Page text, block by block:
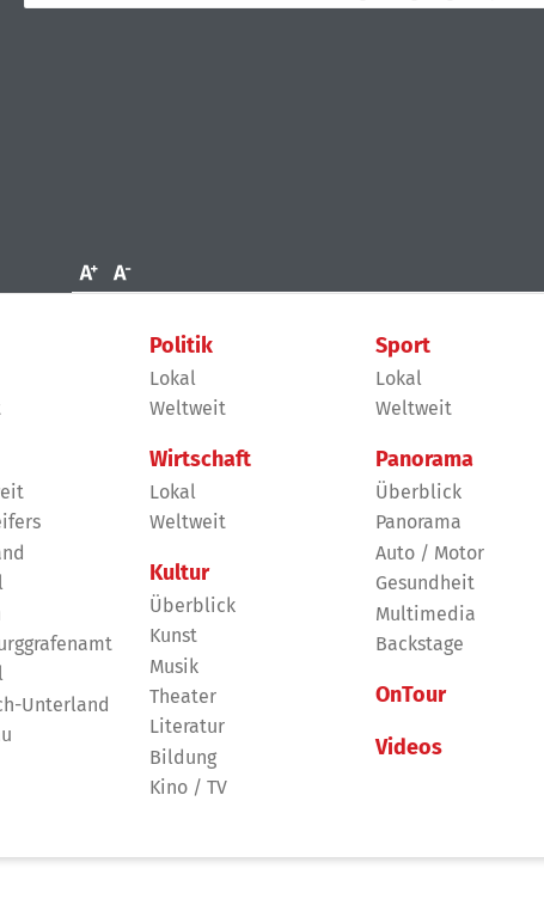
Unterland
Politik
Lokal
Weltweit
Wirtschaft
Lokal
Weltweit
Kultur
Überblick
Kunst
Musik
Theater
Literatur
Bildung
Kino / TV
Sport
Lokal
Weltweit
Panorama
Überblick
Panorama
Auto / Motor
Gesundheit
Multimedia
Backstage
OnTour
Videos